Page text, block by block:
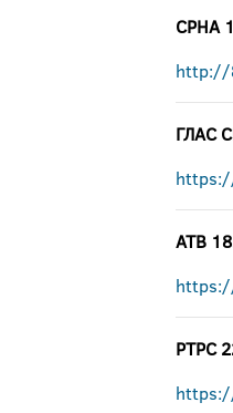
СРНА
http://
ГЛАС
ATВ
РТРС